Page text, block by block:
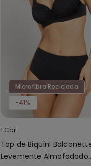
Microfibra Reciclada
-41%
1 Cor
Top de Biquíni
Levemente Almofadado